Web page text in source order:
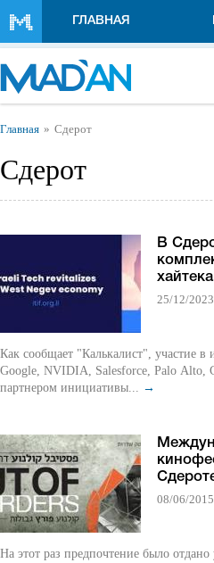
ГЛАВНАЯ
Вы здесь
Главная Сдерот
Сдерот
В
хайтека
25/12/
Как сообщает "Калькалист", участие
Google, NVIDIA, Salesforce, Palo Alto,
партнером инициативы... →
08/06/
На этот раз предпочтение было